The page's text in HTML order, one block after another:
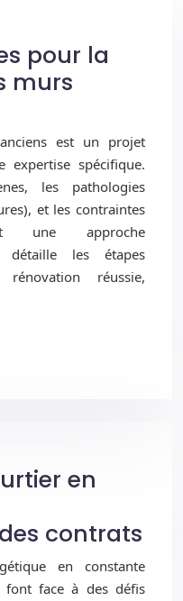
pour la
murs
est un projet
expertise spécifique.
les pathologies
et les contraintes
une approche
détaille les étapes
réussie,
en
contrats
en constante
font face à des défis